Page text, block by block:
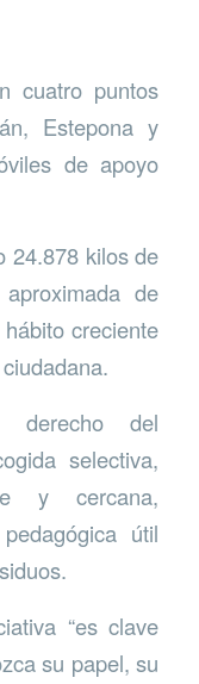
cuatro puntos
Estepona y
de apoyo
24.878 kilos de
de
creciente
derecho del
selectiva,
y cercana,
útil
“es clave
su papel, su